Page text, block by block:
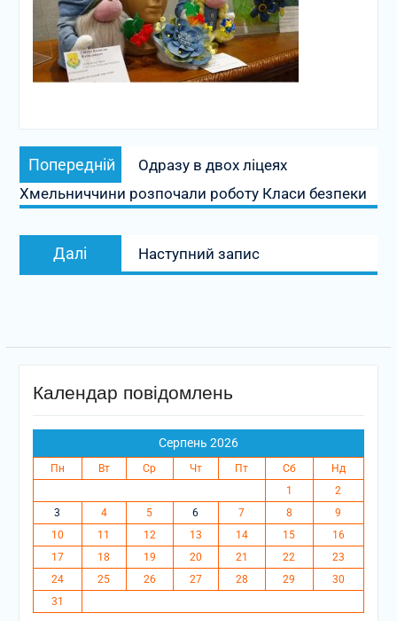
Навігація
записів
Попередній
запис:
Одразу в двох ліцеях
Хмельниччини розпочали роботу Класи безпеки
Далі
запис:
Наступний запис
Календар повідомлень
Серпень 2026
Пн Вт Ср Чт Пт Сб
Нд
1
2
3
4 5 6 7 8
9
10
11 12 13 14 15
16
17
18 19 20 21 22
23
24
25 26 27 28 29
30
31